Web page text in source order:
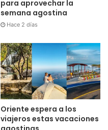
para aprovechar la
semana agostina
Hace 2 días
Oriente espera a los
viajeros estas vacaciones